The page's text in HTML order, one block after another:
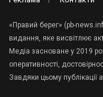
«Правий берег» (pb-
видання, яке висвітлює
Медіа засноване у 2019
оперативності,
Завдяки цьому